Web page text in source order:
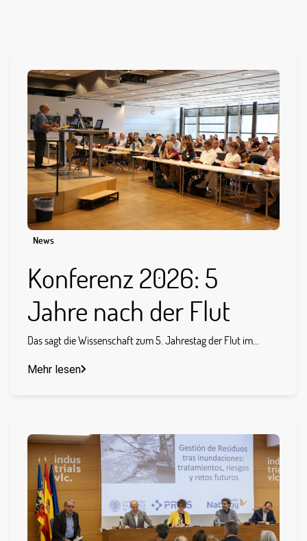
News
Konferenz 2026: 5
Jahre nach der Flut
Das sagt die Wissenschaft zum 5. Jahrestag der Flut im...
Mehr lesen